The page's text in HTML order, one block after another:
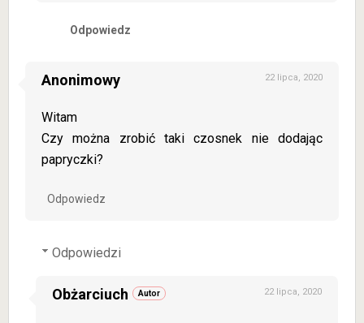
Odpowiedz
Anonimowy 22 lipca, 2020
Witam
Czy można zrobić taki czosnek nie dodając
papryczki?
Odpowiedz
Odpowiedzi
Obżarciuch 22 lipca, 2020